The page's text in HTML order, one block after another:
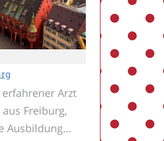
Arzt
Freiburg,
Ausbildung…